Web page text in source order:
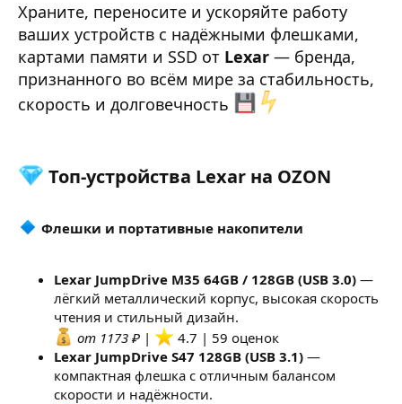
Храните, переносите и ускоряйте работу
ваших устройств с надёжными флешками,
картами памяти и SSD от Lexar — бренда,
признанного во всём мире за стабильность,
скорость и долговечность
Топ-устройства Lexar на OZON​
Флешки и портативные накопители
Lexar JumpDrive M35 64GB / 128GB (USB 3.0) —
лёгкий металлический корпус, высокая скорость
чтения и стильный дизайн.
от 1173 ₽ |
4.7 | 59 оценок
Lexar JumpDrive S47 128GB (USB 3.1) —
компактная флешка с отличным балансом
скорости и надёжности.